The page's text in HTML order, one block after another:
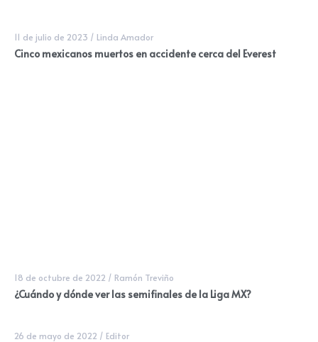
11 de julio de 2023 / Linda Amador
Cinco mexicanos muertos en accidente cerca del Everest
18 de octubre de 2022 / Ramón Treviño
¿Cuándo y dónde ver las semifinales de la Liga MX?
26 de mayo de 2022 / Editor